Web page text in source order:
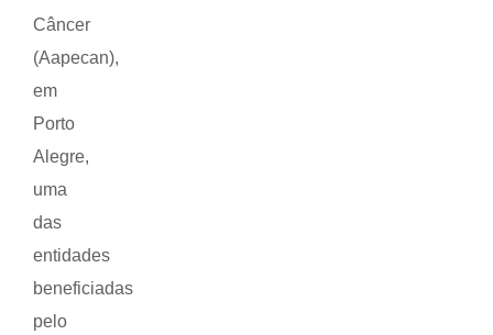
Câncer
(Aapecan),
em
Porto
Alegre,
uma
das
entidades
beneficiadas
pelo